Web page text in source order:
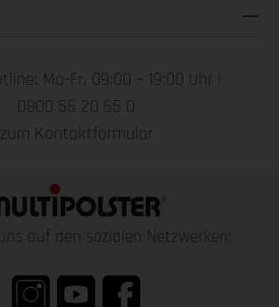
Mo-Fr, 09:00 – 19:00 Uhr |
0800 55 20 55 0
zum Kontaktformular
auf den sozialen Netzwerken: